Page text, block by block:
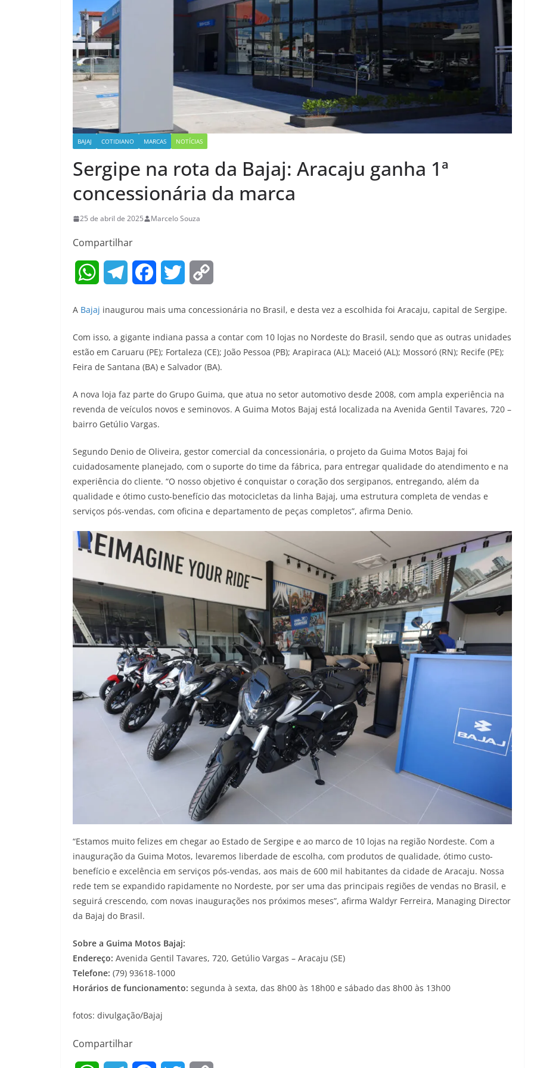
BAJAJ COTIDIANO MARCAS NOTÍCIAS
Sergipe na rota da Bajaj: Aracaju ganha 1ª
concessionária da marca
25 de abril de 2025 Marcelo Souza
Compartilhar
W
t
s
A
p
e
g
r
a
e
b
o
o
t
t
e
r
y
L
i
n
A Bajaj inaugurou mais uma concessionária no Brasil, e desta vez a escolhida foi Aracaju, capital de Sergipe.
Com isso, a gigante indiana passa a contar com 10 lojas no Nordeste do Brasil, sendo que as outras unidades
estão em Caruaru (PE); Fortaleza (CE); João Pessoa (PB); Arapiraca (AL); Maceió (AL); Mossoró (RN); Recife (PE);
Feira de Santana (BA) e Salvador (BA).
A nova loja faz parte do Grupo Guima, que atua no setor automotivo desde 2008, com ampla experiência na
revenda de veículos novos e seminovos. A Guima Motos Bajaj está localizada na Avenida Gentil Tavares, 720 –
bairro Getúlio Vargas.
Segundo Denio de Oliveira, gestor comercial da concessionária, o projeto da Guima Motos Bajaj foi
cuidadosamente planejado, com o suporte do time da fábrica, para entregar qualidade do atendimento e na
experiência do cliente. “O nosso objetivo é conquistar o coração dos sergipanos, entregando, além da
qualidade e ótimo custo-benefício das motocicletas da linha Bajaj, uma estrutura completa de vendas e
serviços pós-vendas, com oficina e departamento de peças completos”, afirma Denio.
“Estamos muito felizes em chegar ao Estado de Sergipe e ao marco de 10 lojas na região Nordeste. Com a
inauguração da Guima Motos, levaremos liberdade de escolha, com produtos de qualidade, ótimo custo-
benefício e excelência em serviços pós-vendas, aos mais de 600 mil habitantes da cidade de Aracaju. Nossa
rede tem se expandido rapidamente no Nordeste, por ser uma das principais regiões de vendas no Brasil, e
seguirá crescendo, com novas inaugurações nos próximos meses”, afirma Waldyr Ferreira, Managing Director
da Bajaj do Brasil.
Sobre a Guima Motos Bajaj:
Endereço: Avenida Gentil Tavares, 720, Getúlio Vargas – Aracaju (SE)
Telefone: (79) 93618-1000
Horários de funcionamento: segunda à sexta, das 8h00 às 18h00 e sábado das 8h00 às 13h00
fotos: divulgação/Bajaj
Compartilhar